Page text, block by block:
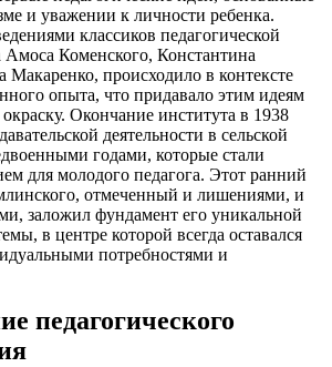
и уважении к личности ребенка.
классиков педагогической
Коменского, Константина
происходило в контексте
опыта, что придавало этим идеям
Окончание института в 1938
деятельности в сельской
годами, которые стали
для молодого педагога. Этот ранний
отмеченный и лишениями, и
заложил фундамент его уникальной
в центре которой всегда оставался
потребностями и
педагогического